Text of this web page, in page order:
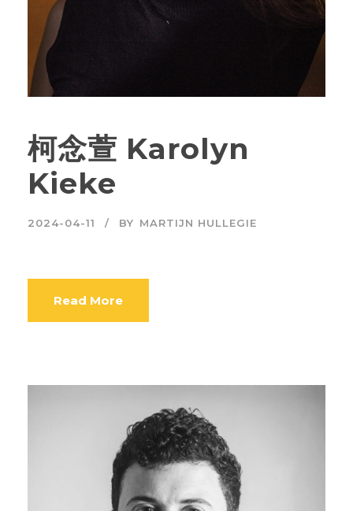
柯念萱 Karolyn
Kieke
2024-04-11 BY MARTIJN HULLEGIE
Read More